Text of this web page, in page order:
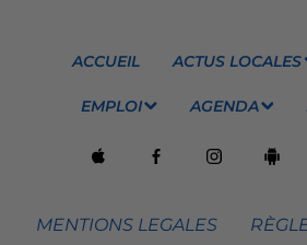
ACCUEIL ACTUS LOCALES
EMPLOI AGENDA
MENTIONS LEGALES